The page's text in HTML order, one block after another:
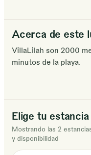
Acerca de este
VillaLilah son 2000
minutos de la playa.
Elige tu estancia
Mostrando las 2
y disponibilidad